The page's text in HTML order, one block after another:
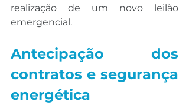
realização de um novo leilão
emergencial.
Antecipação dos
contratos e segurança
energética